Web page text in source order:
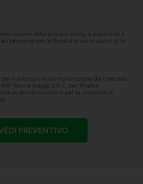
visione della privacy policy e autorizzo il
personali per le finalità di cui ai punti a) b)
per l’utilizzo e la comunicazione dei miei dati
Tour e Viaggi S.R.L. per finalità
ai servizi turistici e per la ricezione di